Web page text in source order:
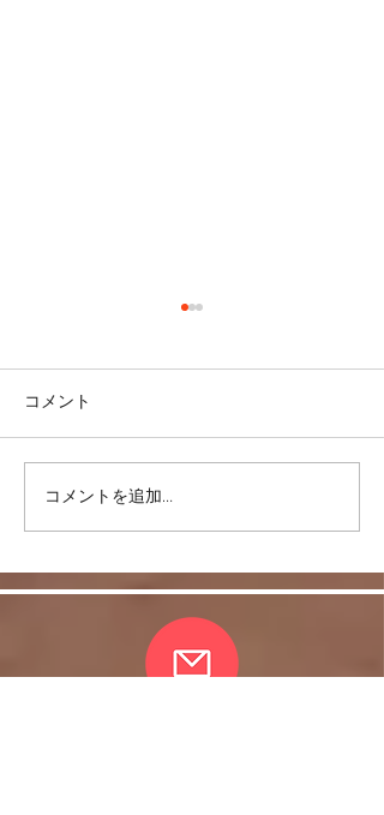
スキルを身につけて豊か
な日常を！
コメント
コメントを追加…